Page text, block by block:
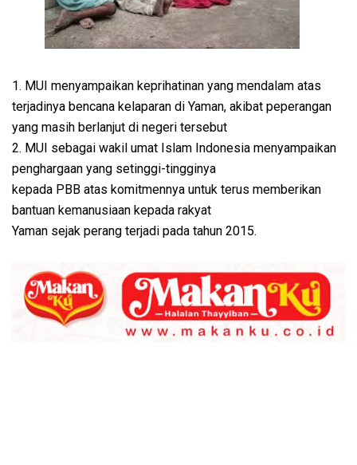
1. MUI menyampaikan keprihatinan yang mendalam atas
terjadinya bencana kelaparan di Yaman, akibat peperangan
yang masih berlanjut di negeri tersebut
2. MUI sebagai wakil umat Islam Indonesia menyampaikan
penghargaan yang setinggi-tingginya
kepada PBB atas komitmennya untuk terus memberikan
bantuan kemanusiaan kepada rakyat
Yaman sejak perang terjadi pada tahun 2015.